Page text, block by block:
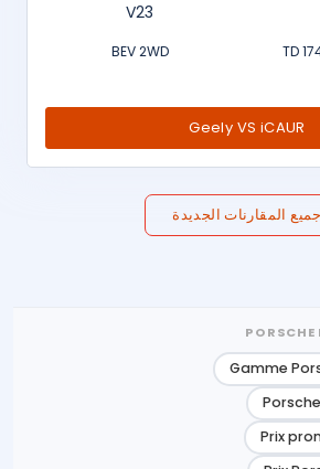
V23
BEV 2WD
Geely VS iCAUR
جميع المقارنات الجديدة
Gamme
Prix